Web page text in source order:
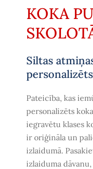
KOKA
Siltas
Pateicība, kas
personalizēts
iegravētu klases
ir oriģināla un
izlaidumā.
izlaiduma dāvanu